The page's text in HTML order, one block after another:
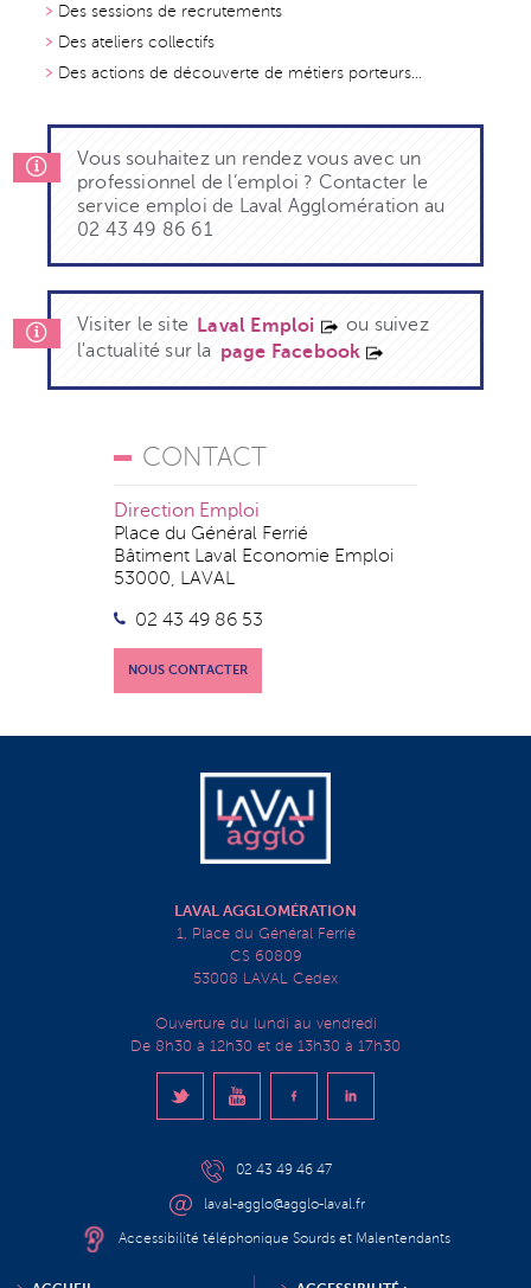
Des sessions de recrutements
Des ateliers collectifs
Des actions de découverte de métiers porteurs...
Vous souhaitez un rendez vous avec un
professionnel de l’emploi ? Contacter le
service emploi de Laval Agglomération au
02 43 49 86 61
Visiter le site Laval Emploi
ou suivez
l'actualité sur la page Facebook
CONTACT
Direction Emploi
Place du Général Ferrié
Bâtiment Laval Economie Emploi
53000, LAVAL
02 43 49 86 53
NOUS CONTACTER
LAVAL AGGLOMÉRATION
1, Place du Général Ferrié
CS 60809
53008 LAVAL Cedex
Ouverture du lundi au vendredi
De 8h30 à 12h30 et de 13h30 à 17h30
02 43 49 46 47
laval-agglo@agglo-laval.fr
Accessibilité téléphonique Sourds et Malentendants